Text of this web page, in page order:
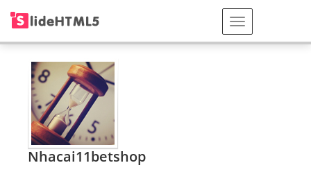
Nhacai11betshop